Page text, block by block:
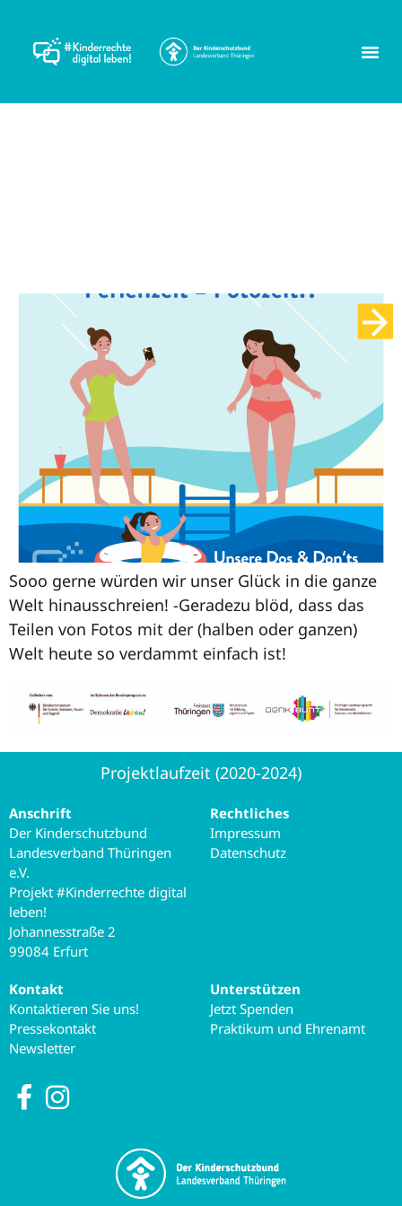
Sooo gerne würden wir unser Glück in die ganze
Welt hinausschreien! -Geradezu blöd, dass das
Teilen von Fotos mit der (halben oder ganzen)
Welt heute so verdammt einfach ist!
Projektlaufzeit (2020-2024)
Anschrift
Der Kinderschutzbund
Landesverband Thüringen
e.V.
Projekt #Kinderrechte digital
leben!
Johannesstraße 2
99084 Erfurt
Rechtliches
Impressum
Datenschutz
Kontakt
Kontaktieren Sie uns!
Pressekontakt
Newsletter
Unterstützen
Jetzt Spenden
Praktikum und Ehrenamt